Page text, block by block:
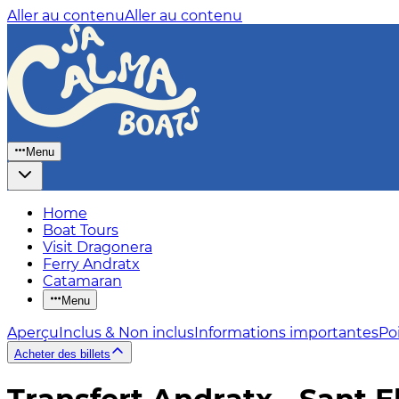
Aller au contenuAller au contenu
Menu
Home
Boat Tours
Visit Dragonera
Ferry Andratx
Catamaran
Menu
AperçuInclus & Non inclusInformations importantes
Acheter des billets